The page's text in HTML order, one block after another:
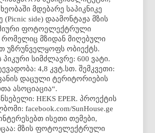
მდებარე საპიკნიკე
side) დაამონტაჟა მზის
ფოტოელექტრული
რომელიც მზიდან მიღებული
უზრუნველყოფს ობიექტს.
პიკური სიმძლავრე: 600 ვატი.
4,8 კვტ.სთ. შემკვეთი:
დაცული ტერიტორიების
ასოციაცია“.
HEKS EPER. პროექტის
facebook.com/SunHouse.ge
ისეთი თემები,
მზის ფოტოელექტრული